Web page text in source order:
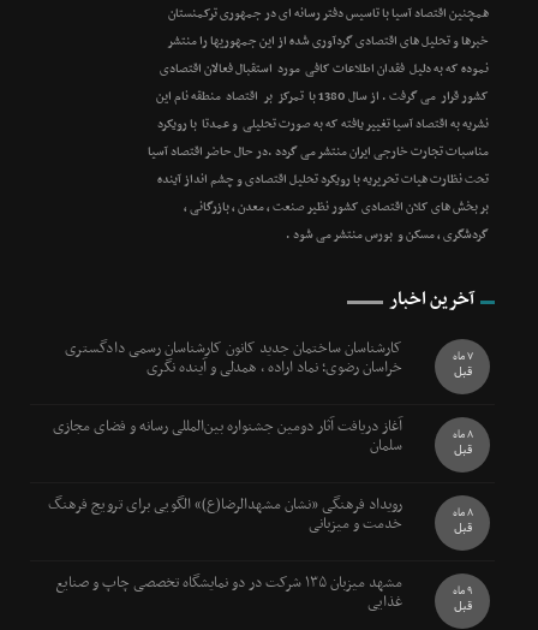
همچنین اقتصاد آسیا با تاسیس دفتر رسانه ای در جمهوری ترکمنستان
خبرها و تحلیل های اقتصادی گردآوری شده از این جمهوریها را منتشر
نموده که به دلیل فقدان اطلاعات کافی مورد استقبال فعالان اقتصادی
کشور قرار می گرفت . از سال 1380 با تمرکز بر اقتصاد منطقه نام این
نشریه به اقتصاد آسیا تغییر یافته که به صورت تحلیلی و عمدتا با رویکرد
مناسبات تجارت خارجی ایران منتشر می گردد .در حال حاضر اقتصاد آسیا
تحت نظارت هیات تحریریه با رویکرد تحلیل اقتصادی و چشم انداز آینده
بر بخش های کلان اقتصادی کشور نظیر صنعت ، معدن ، بازرگانی ،
گردشگری ، مسکن و بورس منتشر می شود .
آخرین اخبار
کارشناسان ساختمان جدید کانون کارشناسان رسمی دادگستری
خراسان رضوی؛ نماد اراده ، همدلی و آینده نگری 7 ماه
قبل
آغاز دریافت آثار دومین جشنواره بین‌المللی رسانه و فضای مجازی
سلمان 8 ماه
قبل
رویداد فرهنگی «نشان مشهدالرضا(ع)» الگویی برای ترویج فرهنگ
خدمت و میزبانی 8 ماه
قبل
مشهد میزبان ۱۳۵ شرکت در دو نمایشگاه تخصصی چاپ و صنایع
غذایی 9 ماه
قبل